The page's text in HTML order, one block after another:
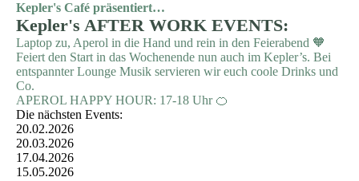
Kepler's Café präsentiert…
Kepler's AFTER WORK EVENTS:
Laptop zu, Aperol in die Hand und rein in den Feierabend 🧡
Feiert den Start in das Wochenende nun auch im Kepler’s. Bei
entspannter Lounge Musik servieren wir euch coole Drinks und
Co.
APEROL HAPPY HOUR: 17-18 Uhr 🍊
Die nächsten Events:
20.02.2026
20.03.2026
17.04.2026
15.05.2026